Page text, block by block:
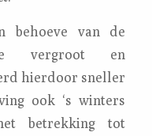
behoeve van de
vergroot en
hierdoor sneller
ook ‘s winters
betrekking tot